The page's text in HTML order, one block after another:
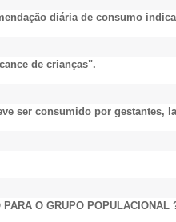
diária de consumo
de crianças".
ser consumido por gestantes,
PARA O GRUPO POPULACIONAL